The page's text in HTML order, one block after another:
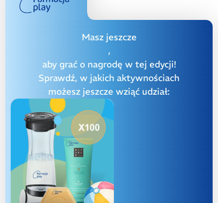
Masz jeszcze
,
aby grać o nagrodę w tej edycji!
Sprawdź, w jakich aktywnościach
możesz jeszcze wziąć udział: